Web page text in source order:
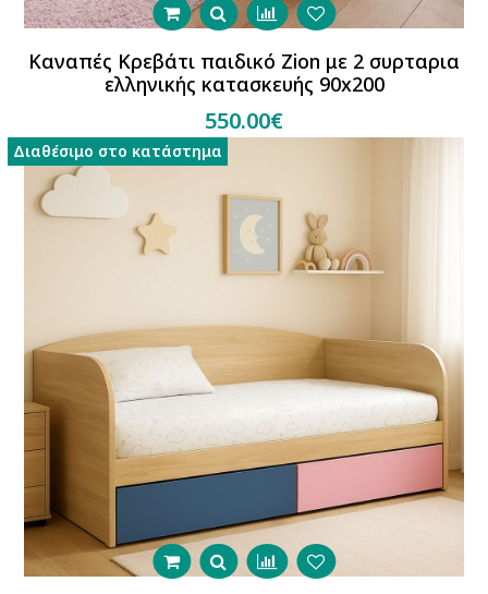
Καναπές Κρεβάτι παιδικό Zion με 2 συρταρια
ελληνικής κατασκευής 90x200
550.00€
Διαθέσιμο στο κατάστημα